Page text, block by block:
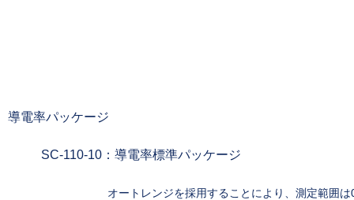
導電率パッケージ
SC-110-10：導電率標準パッケージ
オートレンジを採用することにより、測定範囲は